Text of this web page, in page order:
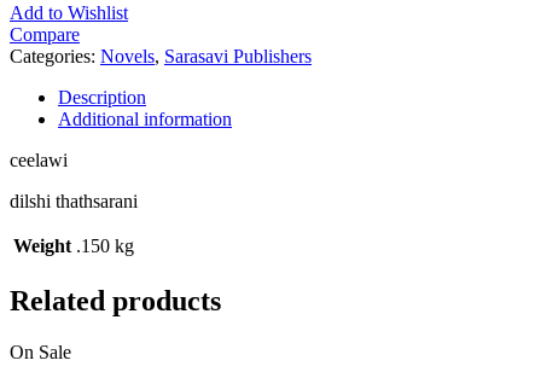
Add to Wishlist
Compare
Categories: Novels, Sarasavi Publishers
Description
Additional information
ceelawi
dilshi thathsarani
Weight .150 kg
Related products
On Sale